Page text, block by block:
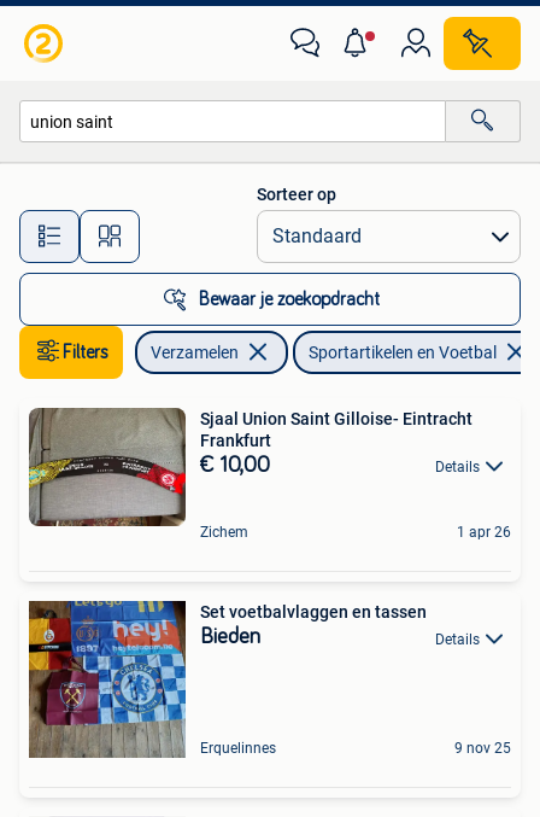
Alle afstanden…
Sorteer op
Bewaar je zoekopdracht
Filters Verzamelen Sportartikelen en Voetbal
Sjaal Union Saint Gilloise- Eintracht
Frankfurt
€ 10,00 Details
Zichem 1 apr 26
Set voetbalvlaggen en tassen
Bieden Details
Erquelinnes 9 nov 25